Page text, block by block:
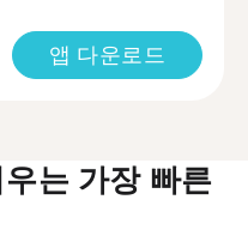
앱 다운로드
는 가장 빠른